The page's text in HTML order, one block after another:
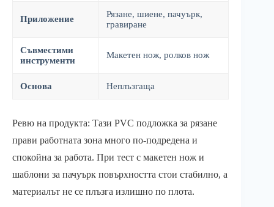
Приложение
Рязане, шиене, пачуърк,
гравиране
Съвместими
инструменти
Макетен нож, ролков нож
Основа Неплъзгаща
Ревю на продукта: Тази PVC подложка за рязане
прави работната зона много по-подредена и
спокойна за работа. При тест с макетен нож и
шаблони за пачуърк повърхността стои стабилно, а
материалът не се плъзга излишно по плота.